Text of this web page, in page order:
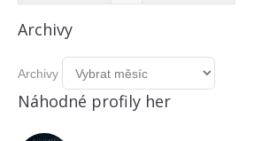
Archivy
Archivy
Náhodné profily her